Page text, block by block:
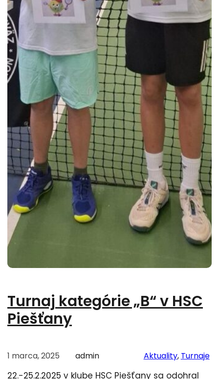
Turnaj kategórie „B“ v HSC
Piešťany
1 marca, 2025 admin Aktuality, Turnaje
22.-25.2.2025 v klube HSC Piešťany sa odohral